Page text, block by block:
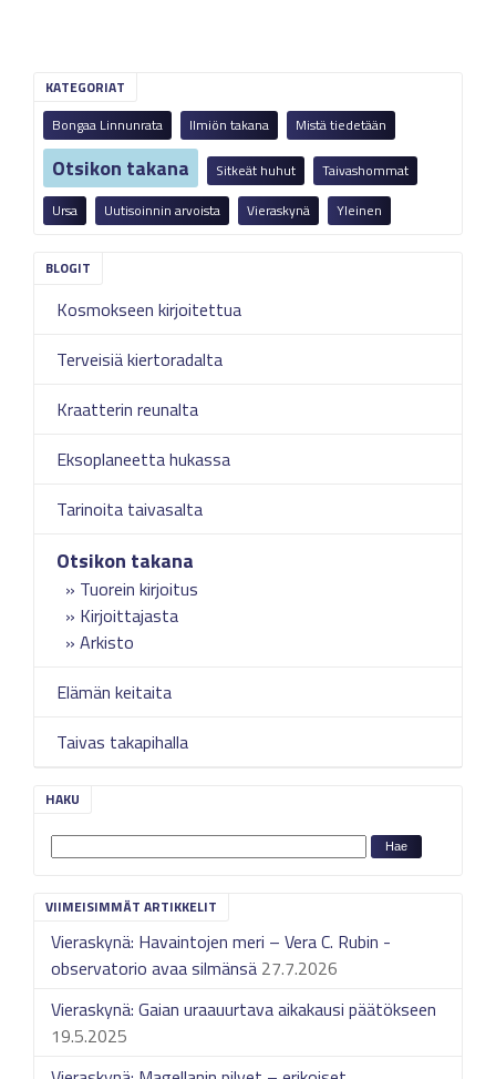
KATEGORIAT
Bongaa Linnunrata
Ilmiön takana Mistä tiedetään
Otsikon takana Sitkeät huhut
Taivashommat
Ursa
Uutisoinnin arvoista Vieraskynä Yleinen
Kosmokseen kirjoitettua
Terveisiä kiertoradalta
Kraatterin reunalta
Eksoplaneetta hukassa
Tarinoita taivasalta
Otsikon takana
Tuorein kirjoitus
Kirjoittajasta
Arkisto
Elämän keitaita
Taivas takapihalla
HAKU
VIIMEISIMMÄT ARTIKKELIT
Vieraskynä: Havaintojen meri – Vera C. Rubin -
observatorio avaa silmänsä 27.7.2026
Vieraskynä: Gaian uraauurtava aikakausi päätökseen
19.5.2025